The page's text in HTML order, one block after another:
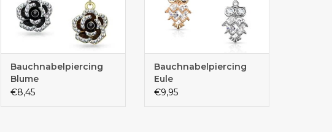
Bauchnabelpiercing
Blume
€8,45
Bauchnabelpiercing
Eule
€9,95